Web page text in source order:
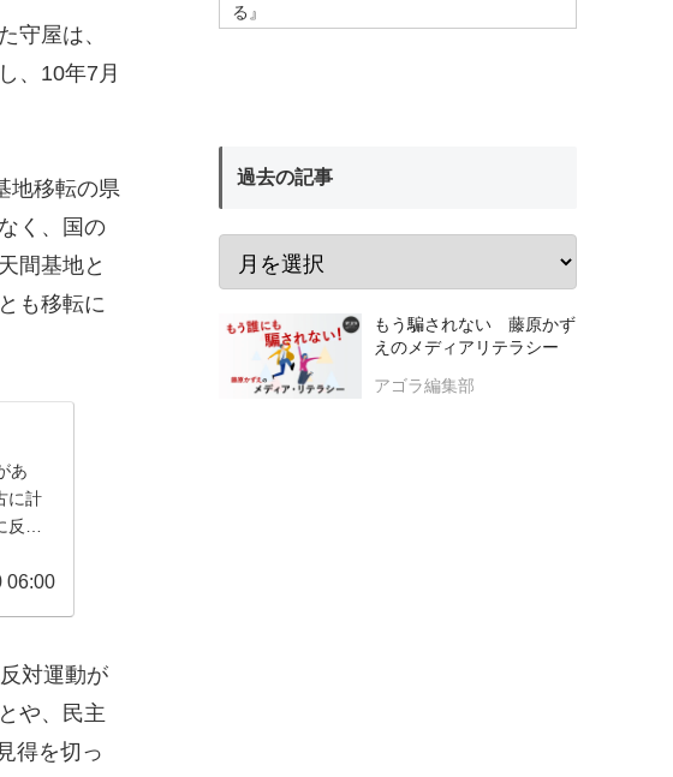
守屋は、
、10年7月
地移転の県
く、国の
間基地と
も移転に
あ
に計
映
06:00
対運動が
や、民主
得を切っ
る』
過去の記事
もう騙されない 藤原かず
えのメディアリテラシー
アゴラ編集部